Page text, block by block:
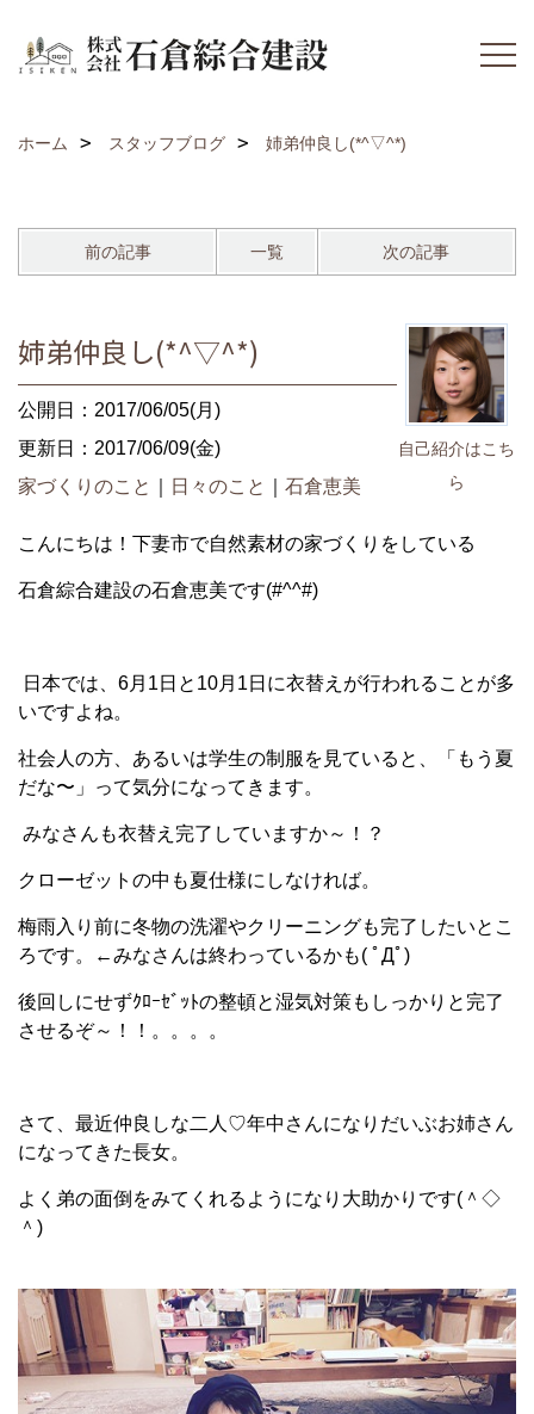
ホーム スタッフブログ 姉弟仲良し(*^▽^*)
前の記事 一覧 次の記事
自己紹介はこち
ら
姉弟仲良し(*^▽^*)
公開日：2017/06/05(月)
更新日：2017/06/09(金)
家づくりのこと
日々のこと 石倉恵美
こんにちは！下妻市で自然素材の家づくりをしている
石倉綜合建設の石倉恵美です(#^^#)
日本では、6月1日と10月1日に衣替えが行われることが多
いですよね。
社会人の方、あるいは学生の制服を見ていると、「もう夏
だな〜」って気分になってきます。
みなさんも衣替え完了していますか～！？
クローゼットの中も夏仕様にしなければ。
梅雨入り前に冬物の洗濯やクリーニングも完了したいとこ
ろです。←みなさんは終わっているかも( ﾟДﾟ)
後回しにせずｸﾛｰｾﾞｯﾄの整頓と湿気対策もしっかりと完了
させるぞ～！！。。。。
さて、最近仲良しな二人♡年中さんになりだいぶお姉さん
になってきた長女。
よく弟の面倒をみてくれるようになり大助かりです(＾◇
＾)